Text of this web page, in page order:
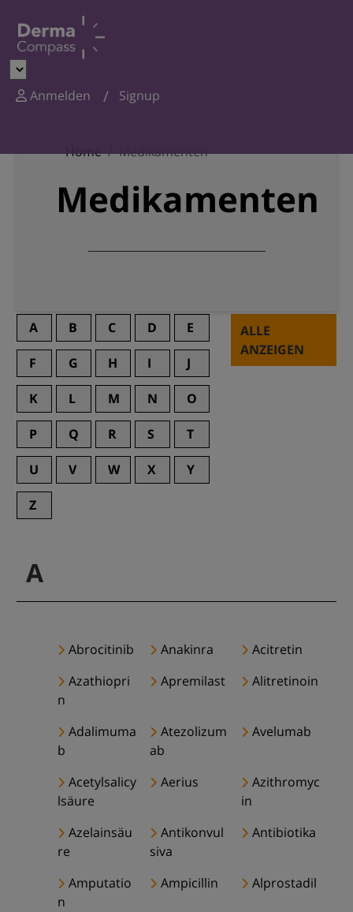
Anmelden Signup
Home Medikamenten
Medikamenten
A B C D E
F G H I J
K L M N O
P Q R S T
U V W X Y
Z
ALLE
ANZEIGEN
A
Abrocitinib Anakinra
Acitretin
Azathiopri
n
Apremilast Alitretinoin
Adalimuma
b
Atezolizum
ab
Avelumab
Acetylsalicy
lsäure
Aerius
Azithromyc
in
Azelainsäu
re
Antikonvul
siva
Antibiotika
Amputatio
n
Ampicillin Alprostadil